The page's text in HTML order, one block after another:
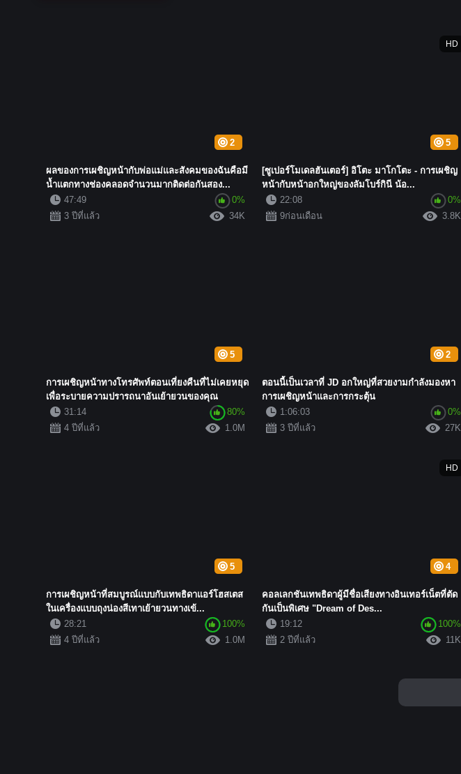
2
ผลของการเผชิญหน้ากับพ่อแม่และสังคมของฉันคือมี
น้ำแตกทางช่องคลอดจำนวนมากติดต่อกันสอง...
47:49
0%
3 ปีที่แล้ว
34K
5
HD
[ซูเปอร์โมเดลฮันเตอร์] อิโตะ มาโกโตะ - การเผชิญ
หน้ากับหน้าอกใหญ่ของลัมโบร์กินี น้อ...
22:08
0%
9ก่อนเดือน
3.8K
5
การเผชิญหน้าทางโทรศัพท์ตอนเที่ยงคืนที่ไม่เคยหยุด
เพื่อระบายความปรารถนาอันเย้ายวนของคุณ
31:14
80%
4 ปีที่แล้ว
1.0M
2
ตอนนี้เป็นเวลาที่ JD อกใหญ่ที่สวยงามกำลังมองหา
การเผชิญหน้าและการกระตุ้น
1:06:03
0%
3 ปีที่แล้ว
27K
5
การเผชิญหน้าที่สมบูรณ์แบบกับเทพธิดาแอร์โฮสเตส
ในเครื่องแบบถุงน่องสีเทาเย้ายวนทางเข้...
28:21
100%
4 ปีที่แล้ว
1.0M
4
HD
คอลเลกชันเทพธิดาผู้มีชื่อเสียงทางอินเทอร์เน็ตที่ตัด
กันเป็นพิเศษ "Dream of Des...
19:12
100%
2 ปีที่แล้ว
11K